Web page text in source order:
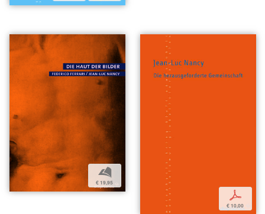
b
€ 19,95
p
€ 10,00